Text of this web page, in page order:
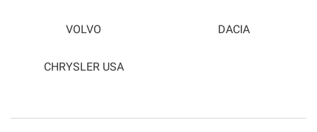
VOLVO DACIA
CHRYSLER USA